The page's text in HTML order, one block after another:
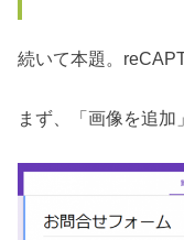
続いて本題。
まず、「画像を追加